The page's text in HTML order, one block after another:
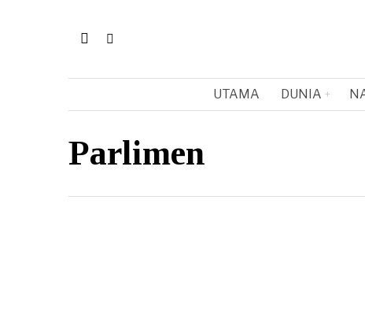
UTAMA DUNIA
Parlimen